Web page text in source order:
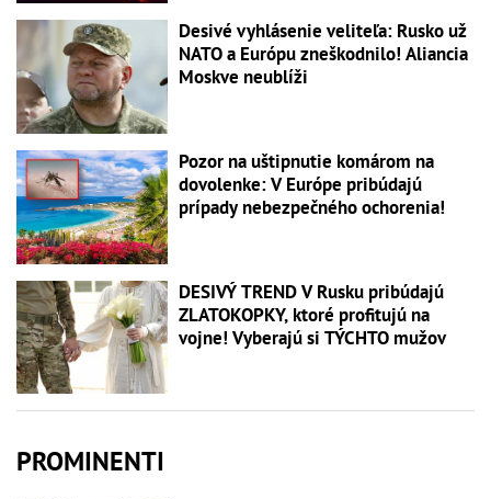
Desivé vyhlásenie veliteľa: Rusko už
NATO a Európu zneškodnilo! Aliancia
Moskve neublíži
Pozor na uštipnutie komárom na
dovolenke: V Európe pribúdajú
prípady nebezpečného ochorenia!
DESIVÝ TREND V Rusku pribúdajú
ZLATOKOPKY, ktoré profitujú na
vojne! Vyberajú si TÝCHTO mužov
PROMINENTI